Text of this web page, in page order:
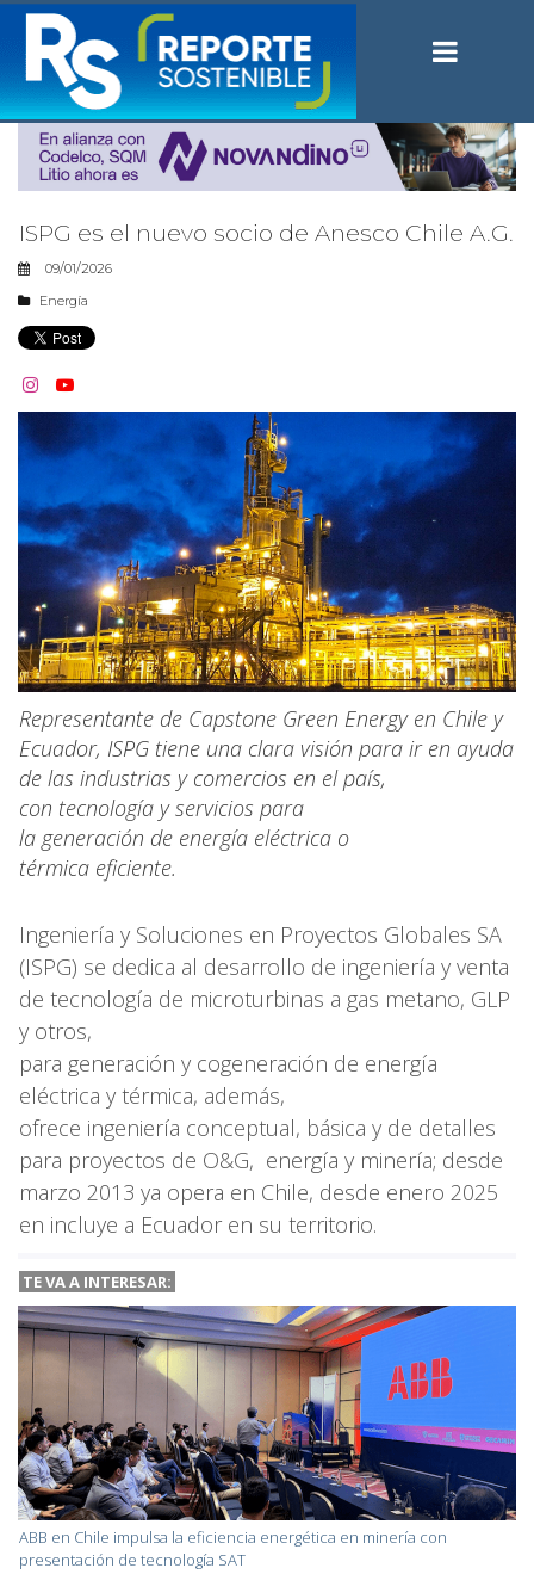
ISPG es el nuevo socio de Anesco Chile A.G.
09/01/2026
Energía
 
Representante de Capstone Green Energy en Chile y
Ecuador, ISPG tiene una clara visión para ir en ayuda
de las industrias y comercios en el país,
con tecnología y servicios para
la generación de energía eléctrica o
térmica eficiente.
Ingeniería y Soluciones en Proyectos Globales SA
(ISPG) se dedica al desarrollo de ingeniería y venta
de tecnología de microturbinas a gas metano, GLP
y otros,
para generación y cogeneración de energía
eléctrica y térmica, además,
ofrece ingeniería conceptual, básica y de detalles
para proyectos de O&G, energía y minería; desde
marzo 2013 ya opera en Chile, desde enero 2025
en incluye a Ecuador en su territorio.
TE VA A INTERESAR:
ABB en Chile impulsa la eficiencia energética en minería con
presentación de tecnología SAT